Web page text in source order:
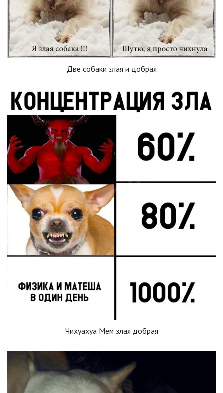
Две собаки злая и добрая
Чихуахуа Мем злая добрая